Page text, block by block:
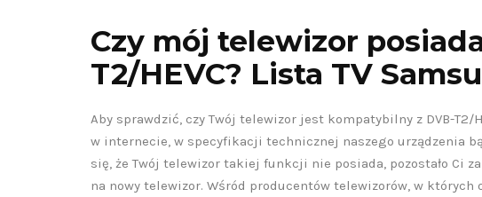
Czy mój telewizor
T2/HEVC? Lista TV
Aby sprawdzić, czy Twój telewizor jest kompatybilny z DVB-
w internecie, w specyfikacji technicznej naszego urządzenia
się, że Twój telewizor takiej funkcji nie posiada, pozostało Ci
na nowy telewizor. Wśród producentów telewizorów, w